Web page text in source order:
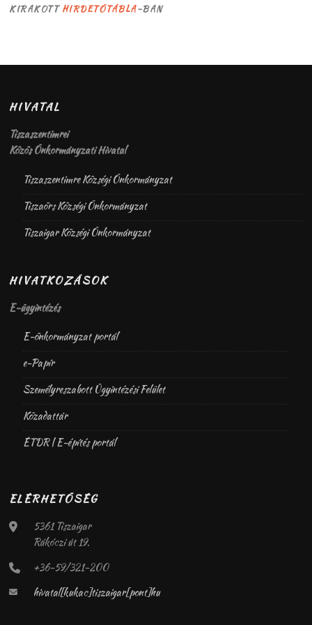
KIRAKOTT HIRDETŐTÁBLA-BAN
HIVATAL
Tiszaszentimrei
Közös Önkormányzati Hivatal
Tiszaszentimre Községi Önkormányzat
Tiszaörs Községi Önkormányzat
Tiszaigar Községi Önkormányzat
HIVATKOZÁSOK
E-ügyintézés
E-önkormányzat portál
e-Papír
Személyreszabott Ügyintézési Felület
Közadattár
ÉTDR | E-építés portál
ELÉRHETŐSÉG
5361 Tiszaigar
Rákóczi út 19.
+36-59/321-200
hivatal[kukac]tiszaigar[pont]hu